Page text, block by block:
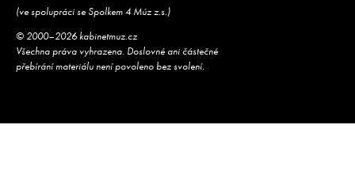
(ve spolupráci se Spolkem 4 Múz z.s.)
© 2000–2026 kabinetmuz.cz
Všechna práva vyhrazena. Doslovné ani částečné
přebírání materiálu není povoleno bez svolení.